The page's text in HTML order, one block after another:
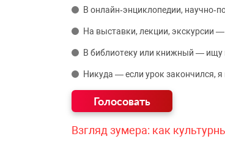
В онлайн‑энциклопедии,
На выставки, лекции, экскурсии
В библиотеку или книжный — ищу
Никуда — если урок закончился,
Взгляд зумера: как